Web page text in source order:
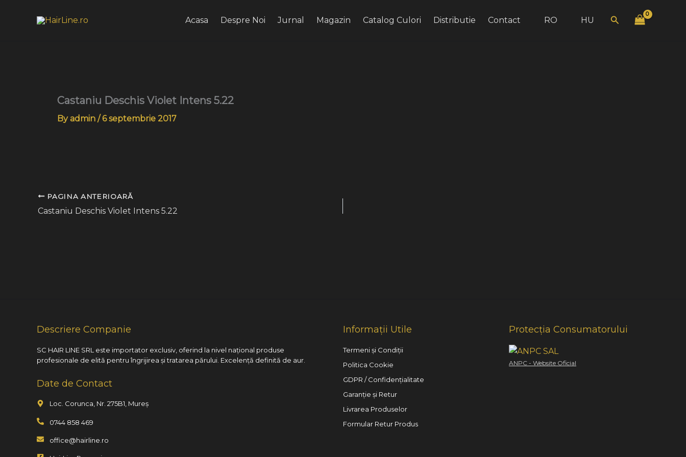
Acasa Despre Noi Jurnal Magazin Catalog Culori Distributie Contact RO HU Search
Castaniu Deschis Violet Intens 5.22
By admin /6 septembrie 2017
PAGINA ANTERIOARĂ
Castaniu Deschis Violet Intens 5.22
Descriere Companie
SC HAIR LINE SRL este importator exclusiv, oferind la nivel național produse
profesionale de elită pentru îngrijirea și tratarea părului. Excelență definită de aur.
Date de Contact
Loc. Corunca, Nr. 275B1, Mureș
0744 858 469
office@hairline.ro
Informații Utile
Termeni și Condiții
Politica Cookie
GDPR / Confidențialitate
Garanție și Retur
Livrarea Produselor
Formular Retur Produs
Protecția Consumatorului
ANPC - Website Oficial